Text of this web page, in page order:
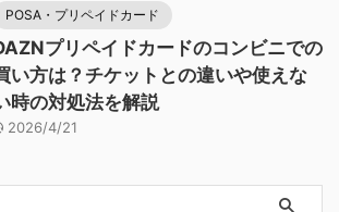
POSA・プリペイドカード
プリペイドカードのコンビニでの
い方は？チケットとの違いや使えな
時の対処法を解説
2026/4/21